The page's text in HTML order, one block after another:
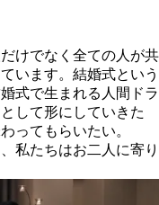
けでなく全ての人が共
います。結婚式という
式で生まれる人間ドラ
して形にしていきた
ってもらいたい。
私たちはお二人に寄り